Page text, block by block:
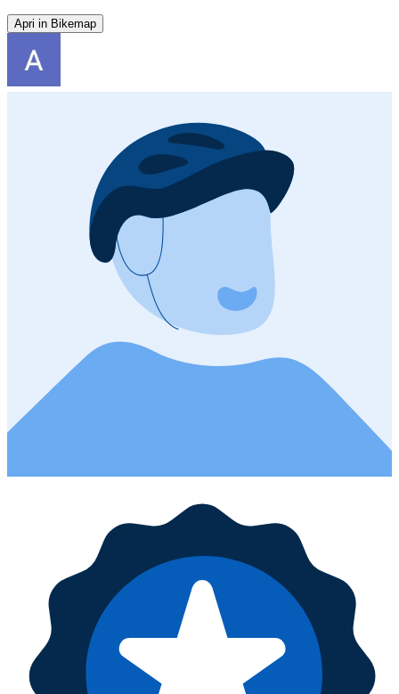
Apri in Bikemap